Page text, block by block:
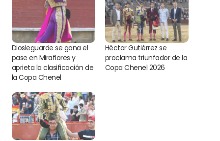
Diosleguarde se gana el
pase en Miraflores y
aprieta la clasificación de
la Copa Chenel
Héctor Gutiérrez se
proclama triunfador de la
Copa Chenel 2026